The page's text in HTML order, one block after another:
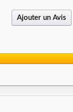
Ajouter un Avis